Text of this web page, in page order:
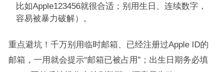
比如Apple123456就很合适；别用生日、连续数字，
容易被暴力破解）。
重点避坑！千万别用临时邮箱、已经注册过Apple ID的
邮箱，一用就会提示“邮箱已被占用”；出生日期务必填